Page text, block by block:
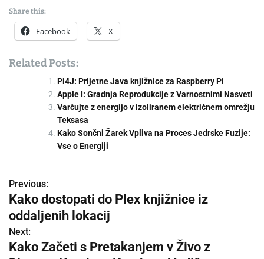
Share this:
Facebook X
Related Posts:
Pi4J: Prijetne Java knjižnice za Raspberry Pi
Apple I: Gradnja Reprodukcije z Varnostnimi Nasveti
Varčujte z energijo v izoliranem električnem omrežju
Teksasa
Kako Sončni Žarek Vpliva na Proces Jedrske Fuzije:
Vse o Energiji
P
o
s
t
Previous:
Kako dostopati do Plex knjižnice iz
oddaljenih lokacij
Next:
Kako Začeti s Pretakanjem v Živo z